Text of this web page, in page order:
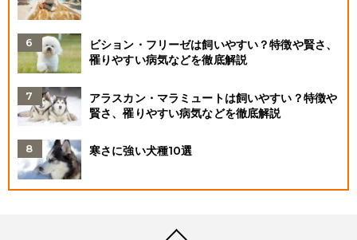
ビション・フリーゼは飼いやすい？特徴や賢さ、
罹りやすい病気などを徹底解説
アラスカン・マラミュートは飼いやすい？特徴や
賢さ、罹りやすい病気などを徹底解説
寒さに強い犬種10選